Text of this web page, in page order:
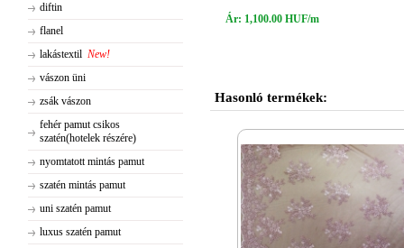
diftin
flanel
lakástextil New!
vászon üni
zsák vászon
fehér pamut csikos
szatén(hotelek részére)
nyomtatott mintás pamut
szatén mintás pamut
uni szatén pamut
luxus szatén pamut
Ár: 1,100.00 HUF/m
Hasonló termékek: